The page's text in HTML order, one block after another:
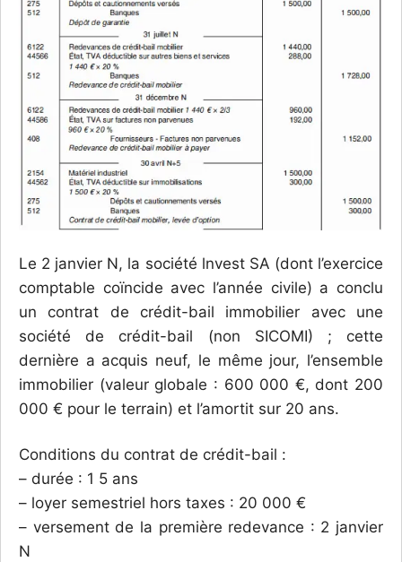
Le 2 janvier N, la société lnvest SA (dont l’exercice
comptable coïncide avec l’année civile) a conclu
un contrat de crédit-bail immobilier avec une
société de crédit-bail (non SICOMI) ; cette
dernière a acquis neuf, le même jour, l’ensemble
immobilier (valeur globale : 600 000 €, dont 200
000 € pour le terrain) et l’amortit sur 20 ans.
Conditions du contrat de crédit-bail :
– durée : 1 5 ans
– loyer semestriel hors taxes : 20 000 €
– versement de la première redevance : 2 janvier
N